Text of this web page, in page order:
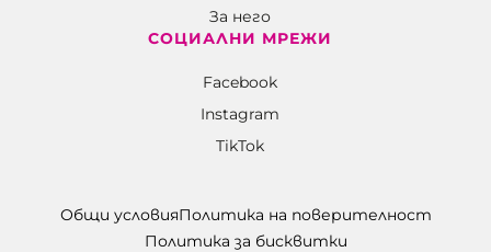
За него
СОЦИАЛНИ МРЕЖИ
Facebook
Instagram
TikTok
Общи условияПолитика на поверителност
Политика за бисквитки